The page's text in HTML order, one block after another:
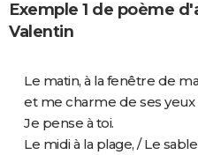
Exemple 1 de poème
Valentin
Le matin, à la fenêtre de
et me charme de ses yeux
Je pense à toi.
Le midi à la plage, / Le